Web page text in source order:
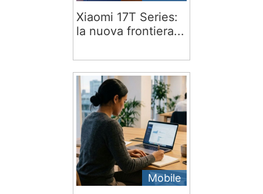
Xiaomi 17T Series:
la nuova frontiera...
Mobile